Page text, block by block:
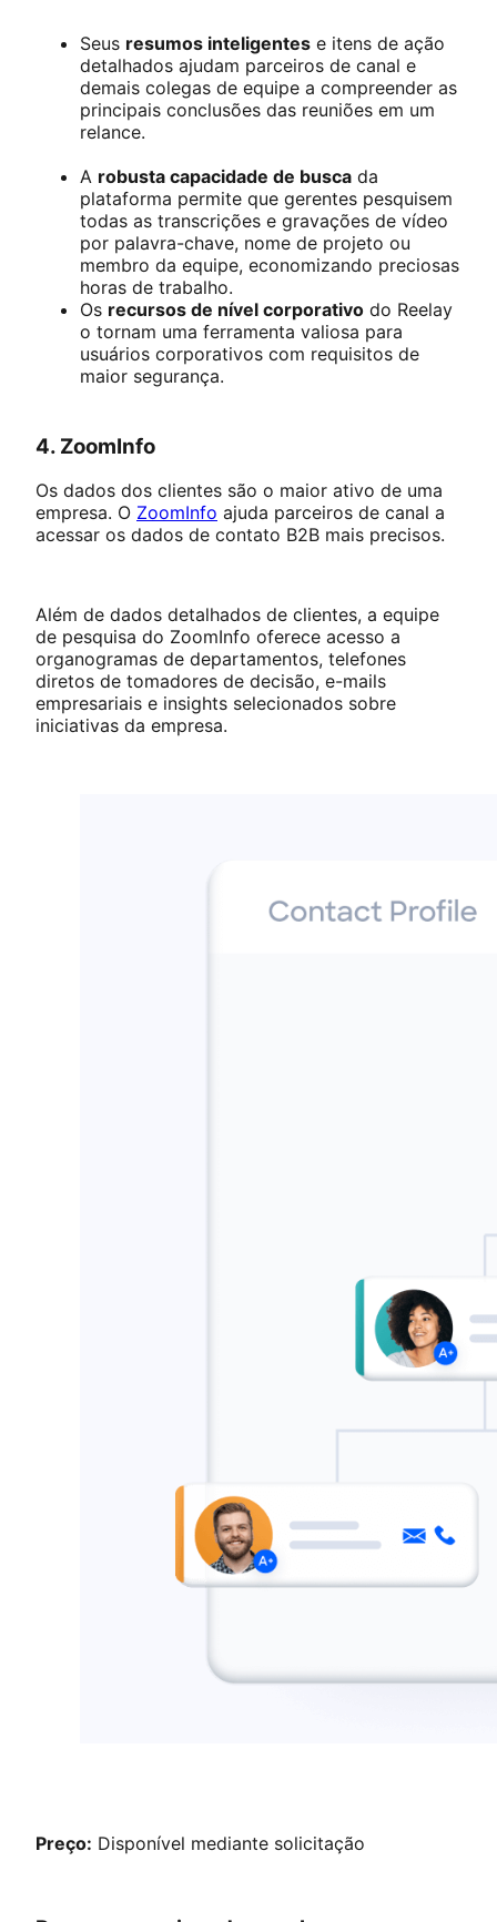
Seus resumos inteligentes e itens de ação
detalhados ajudam parceiros de canal e
demais colegas de equipe a compreender as
principais conclusões das reuniões em um
relance.
A robusta capacidade de busca da
plataforma permite que gerentes pesquisem
todas as transcrições e gravações de vídeo
por palavra-chave, nome de projeto ou
membro da equipe, economizando preciosas
horas de trabalho.
Os recursos de nível corporativo do Reelay
o tornam uma ferramenta valiosa para
usuários corporativos com requisitos de
maior segurança.
4. ZoomInfo
Os dados dos clientes são o maior ativo de uma
empresa. O ZoomInfo ajuda parceiros de canal a
acessar os dados de contato B2B mais precisos.
Além de dados detalhados de clientes, a equipe
de pesquisa do ZoomInfo oferece acesso a
organogramas de departamentos, telefones
diretos de tomadores de decisão, e-mails
empresariais e insights selecionados sobre
iniciativas da empresa.
Preço: Disponível mediante solicitação